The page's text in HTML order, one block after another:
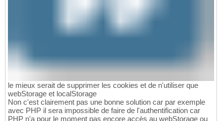
le mieux serait de supprimer les cookies et de n'utiliser que
webStorage et localStorage
Non c'est clairement pas une bonne solution car par exemple
avec PHP il sera impossible de faire de l'authentification car
PHP n'a pour le moment pas encore accès au webStorage ou